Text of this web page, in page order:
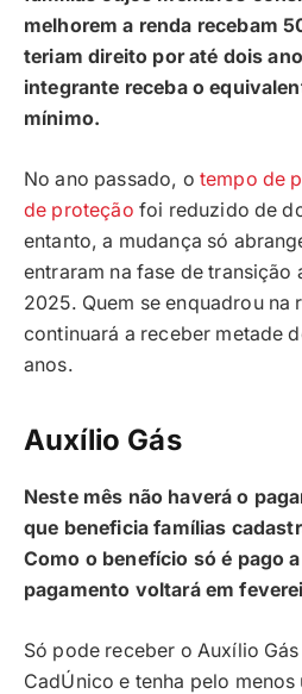
melhorem a renda recebam
teriam direito por até dois
integrante receba o
mínimo.
No ano passado, o tempo de
de proteção foi reduzido de
entanto, a mudança só
entraram na fase de transição
2025. Quem se enquadrou na
continuará a receber metade
anos.
Auxílio Gás
Neste mês não haverá o
que beneficia famílias
Como o benefício só é pago
pagamento voltará em
Só pode receber o Auxílio
CadÚnico e tenha pelo